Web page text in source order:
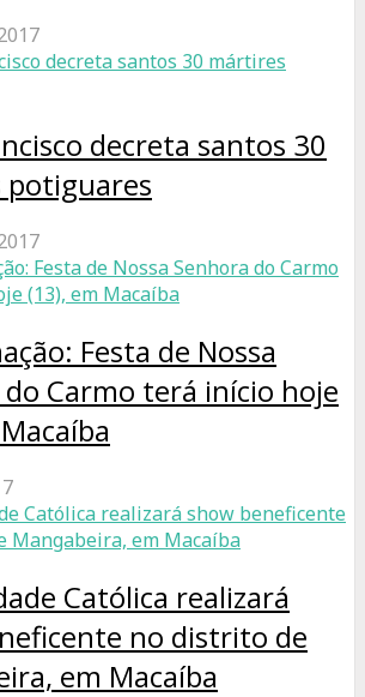
decreta santos 30
Festa de Nossa
Carmo terá início hoje
Católica realizará
no distrito de
em Macaíba